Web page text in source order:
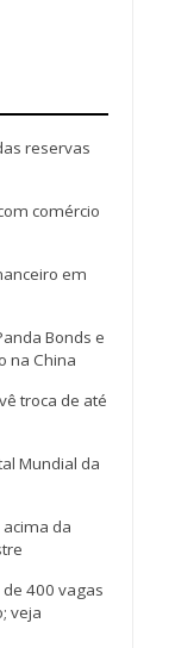
reservas
comércio
em
Bonds e
na China
troca de até
Mundial da
da
400 vagas
veja